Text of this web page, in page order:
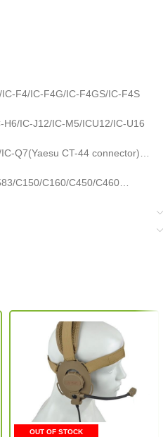
F4/IC-F4G/IC-F4GS/IC-F4S
IC-J12/IC-M5/ICU12/IC-U16
Q7(Yaesu CT-44 connector)…
C150/C160/C450/C460…
OUT OF STOCK